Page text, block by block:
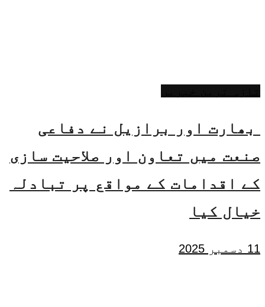
بھارت اور برازیل نے دفاعی
صنعت میں تعاون اور صلاحیت سازی
کے اقدامات کے مواقع پر تبادلہ
خیال کیا
11 دسمبر 2025